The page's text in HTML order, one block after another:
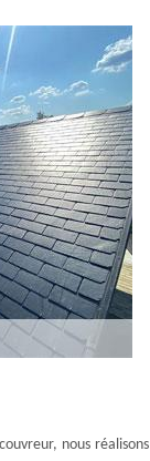
nous réalisons